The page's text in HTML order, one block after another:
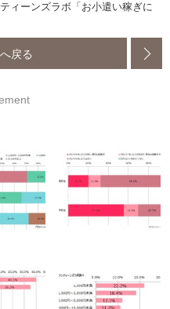
ィーンズラボ「お小遣い稼ぎに
戻る